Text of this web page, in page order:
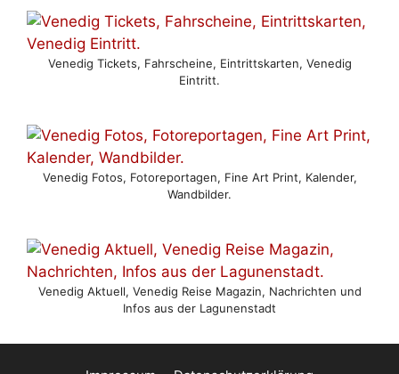
Venedig Tickets, Fahrscheine, Eintrittskarten, Venedig
Eintritt.
Venedig Fotos, Fotoreportagen, Fine Art Print, Kalender,
Wandbilder.
Venedig Aktuell, Venedig Reise Magazin, Nachrichten und
Infos aus der Lagunenstadt